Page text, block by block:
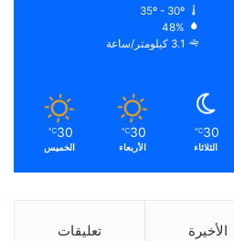
35º - 30º
48%
3.1 كيلومتر/ساعة
30
℃
الثلاثاء
30
℃
الأربعاء
30
℃
الخميس
الأخيرة تعليقات